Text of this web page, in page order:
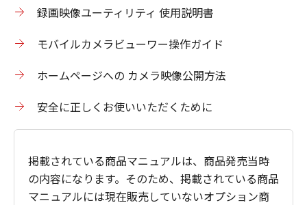
録画映像ユーティリティ 使用説明書
モバイルカメラビューワー操作ガイド
ホームページへの カメラ映像公開方法
安全に正しくお使いいただくために
掲載されている商品マニュアルは、商品発売当時
の内容になります。そのため、掲載されている商品
マニュアルには現在販売していないオプション商